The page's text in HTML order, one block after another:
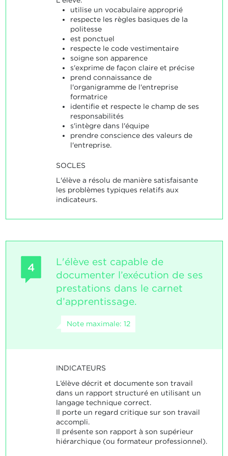
utilise un vocabulaire approprié
respecte les règles basiques de la
politesse
est ponctuel
respecte le code vestimentaire
soigne son apparence
s'exprime de façon claire et précise
prend connaissance de
l'organigramme de l'entreprise
formatrice
identifie et respecte le champ de ses
responsabilités
s'intègre dans l'équipe
prendre conscience des valeurs de
l'entreprise.
SOCLES
L'élève a résolu de manière satisfaisante
les problèmes typiques relatifs aux
indicateurs.
4
L'élève est capable de
documenter l’exécution de ses
prestations dans le carnet
d’apprentissage.
Note maximale: 12
INDICATEURS
L’élève décrit et documente son travail
dans un rapport structuré en utilisant un
langage technique correct.
Il porte un regard critique sur son travail
accompli.
Il présente son rapport à son supérieur
hiérarchique (ou formateur professionnel).